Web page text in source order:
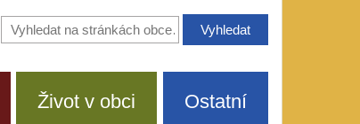
Vyhledávání
na
Život v obci Ostatní